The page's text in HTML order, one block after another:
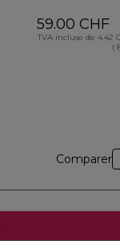
59.00 CHF
TVA incluse de 4.42
(
Comparer